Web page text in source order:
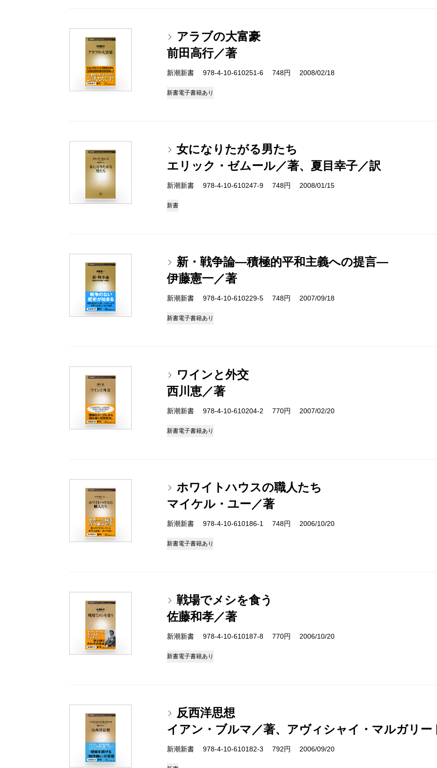
アラブの大富豪
前田高行／著
新潮新書 978-4-10-610251-6 748円 2008/02/18
新書電子書籍あり
女になりたがる男たち
エリック・ゼムール／著、夏目幸子／訳
新潮新書 978-4-10-610247-9 748円 2008/01/15
新書
新・戦争論―積極的平和主義への提言―
伊藤憲一／著
新潮新書 978-4-10-610229-5 748円 2007/09/18
新書電子書籍あり
ワインと外交
西川恵／著
新潮新書 978-4-10-610204-2 770円 2007/02/20
新書電子書籍あり
ホワイトハウスの職人たち
マイケル・ユー／著
新潮新書 978-4-10-610186-1 748円 2006/10/20
新書電子書籍あり
戦場でメシを食う
佐藤和孝／著
新潮新書 978-4-10-610187-8 770円 2006/10/20
新書電子書籍あり
反西洋思想
イアン・ブルマ／著、アヴィシャイ・マルガリー
新潮新書 978-4-10-610182-3 792円 2006/09/20